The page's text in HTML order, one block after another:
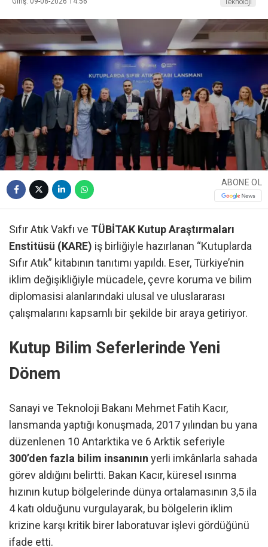
ABONE OL
Sıfır Atık Vakfı ve TÜBİTAK Kutup Araştırmaları
Enstitüsü (KARE) iş birliğiyle hazırlanan “Kutuplarda
Sıfır Atık” kitabının tanıtımı yapıldı. Eser, Türkiye’nin
iklim değişikliğiyle mücadele, çevre koruma ve bilim
diplomasisi alanlarındaki ulusal ve uluslararası
çalışmalarını kapsamlı bir şekilde bir araya getiriyor.
Kutup Bilim Seferlerinde Yeni
Dönem
Sanayi ve Teknoloji Bakanı Mehmet Fatih Kacır,
lansmanda yaptığı konuşmada, 2017 yılından bu yana
düzenlenen 10 Antarktika ve 6 Arktik seferiyle
300’den fazla bilim insanının yerli imkânlarla sahada
görev aldığını belirtti. Bakan Kacır, küresel ısınma
hızının kutup bölgelerinde dünya ortalamasının 3,5 ila
4 katı olduğunu vurgulayarak, bu bölgelerin iklim
krizine karşı kritik birer laboratuvar işlevi gördüğünü
ifade etti.